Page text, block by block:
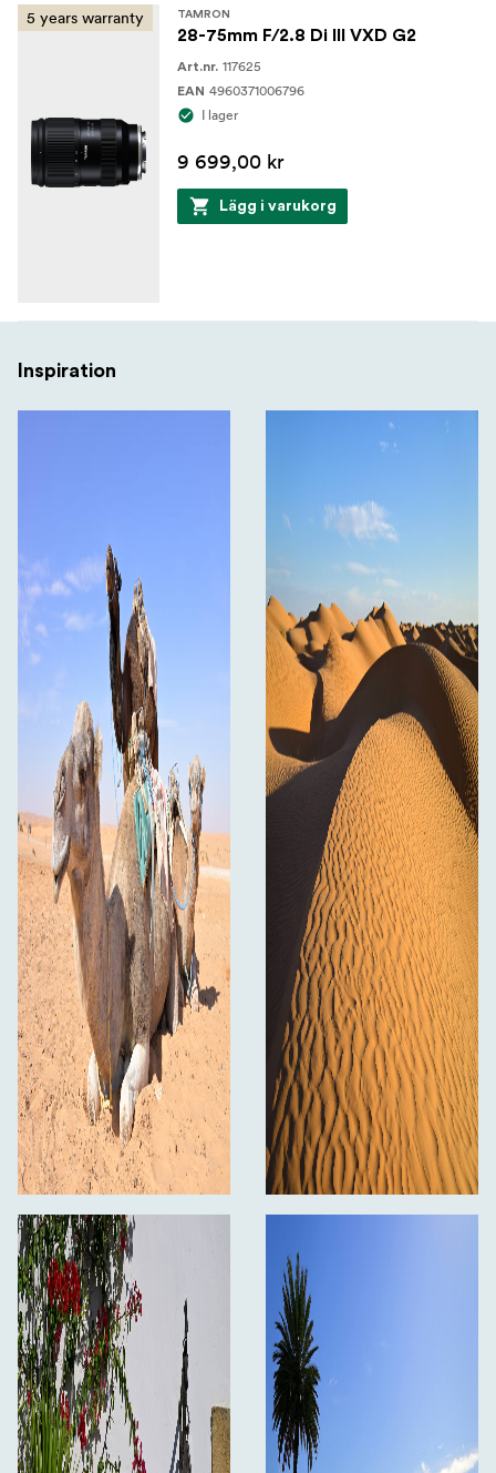
5 years warranty TAMRON
28-75mm F/2.8 Di III VXD G2
Art.nr. 117625
EAN 4960371006796
I lager
9 699,00 kr
Lägg i varukorg
Inspiration